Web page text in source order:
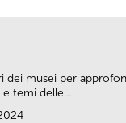
musei per
temi delle...